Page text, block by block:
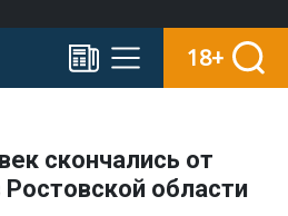
18+
скончались от
Ростовской области